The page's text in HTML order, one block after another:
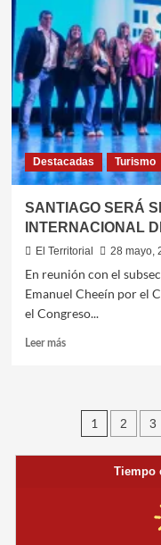
POR
SU
TRABAJO
INCLUSIÓN
EN
ARGENTINA
Destacadas Turismo
SANTIAGO SERÁ
INTERNACIONAL
El Territorial 28 mayo,
En reunión con el
Emanuel Cheeín por el
el Congreso...
Leer másLeer
3°
CONGRESO
de
1 2 3
Tiempo